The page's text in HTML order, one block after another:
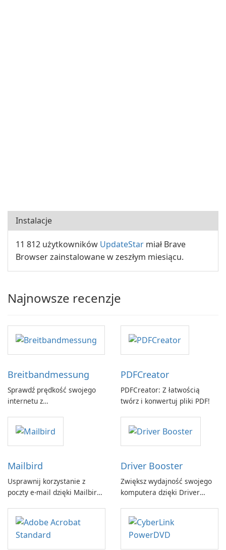
Instalacje
11 812 użytkowników UpdateStar miał Brave
Browser zainstalowane w zeszłym miesiącu.
Najnowsze recenzje
Breitbandmessung
Sprawdź prędkość swojego
internetu z
GmbH!
PDFCreator
PDFCreator: Z łatwością
twórz i konwertuj pliki PDF!
Mailbird
Usprawnij korzystanie z
poczty e-mail dzięki Mailbird
Driver Booster
Zwiększ wydajność swojego
komputera dzięki Driver